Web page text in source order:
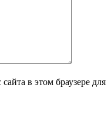
в этом браузере для